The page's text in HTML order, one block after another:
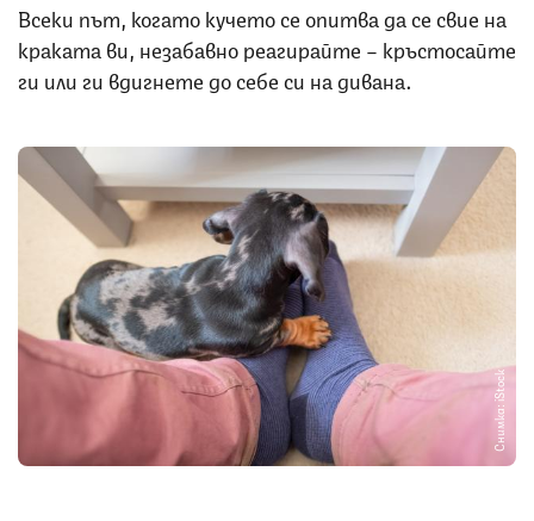
Всеки път, когато кучето се опитва да се свие на
краката ви, незабавно реагирайте – кръстосайте
ги или ги вдигнете до себе си на дивана.
Снимка: iStock